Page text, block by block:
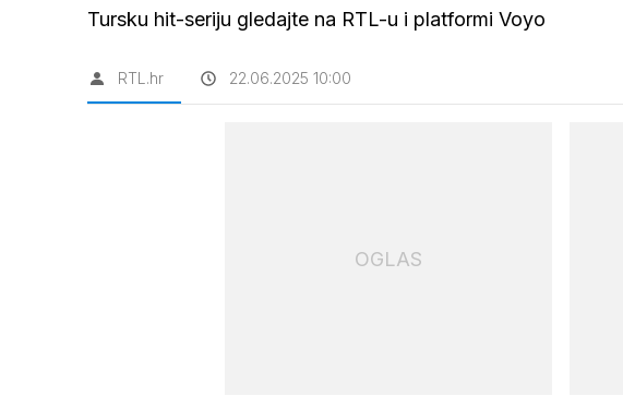
Tursku hit-seriju gledajte na RTL-u i platformi Voyo
RTL.hr 22.06.2025 10:00
OGLAS